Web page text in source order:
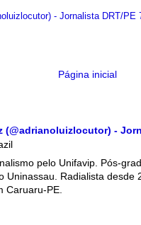
- Jornalista DRT/PE
Página inicial
(@adrianoluizlocutor) -
pelo Unifavip. Pós-
Uninassau. Radialista desde
Caruaru-PE.